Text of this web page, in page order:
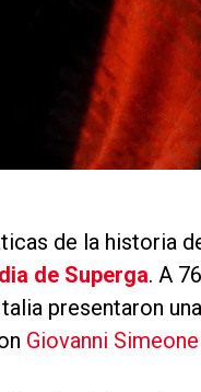
de la historia
de Superga. A
presentaron
Giovanni Simeone